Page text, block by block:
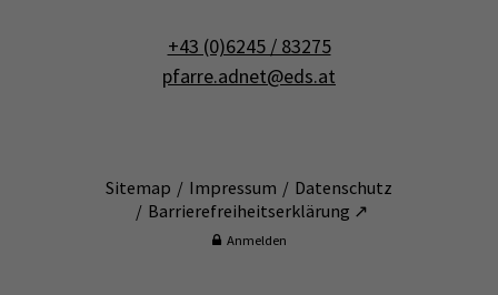
+43 (0)6245 / 83275
pfarre.adnet@eds.at
Sitemap Impressum
Datenschutz
Barrierefreiheitserklärung ↗
Anmelden